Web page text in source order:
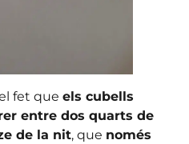
fet que els cubells
entre dos quarts de
de la nit, que només